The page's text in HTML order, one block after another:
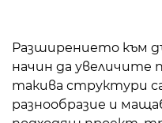
Разширението към
начин да
такива структури
разнообразие и